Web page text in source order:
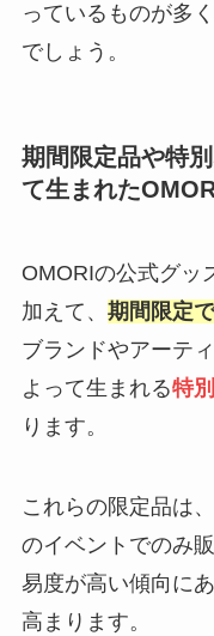
っているものが多
でしょう。
期間限定品や特
て生まれた
OMORIの公式グッ
加えて、 期間限定
ブランドやアーテ
よって生まれる特
ります。
これらの限定品は
のイベントでのみ
易度が高い傾向に
高まります。